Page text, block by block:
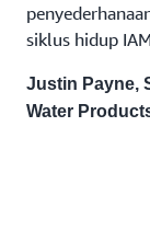
siklus hidup
Justin Payne,
Water